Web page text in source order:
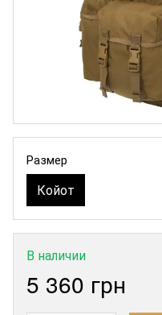
Размер
Койот
В наличии
5 360 грн